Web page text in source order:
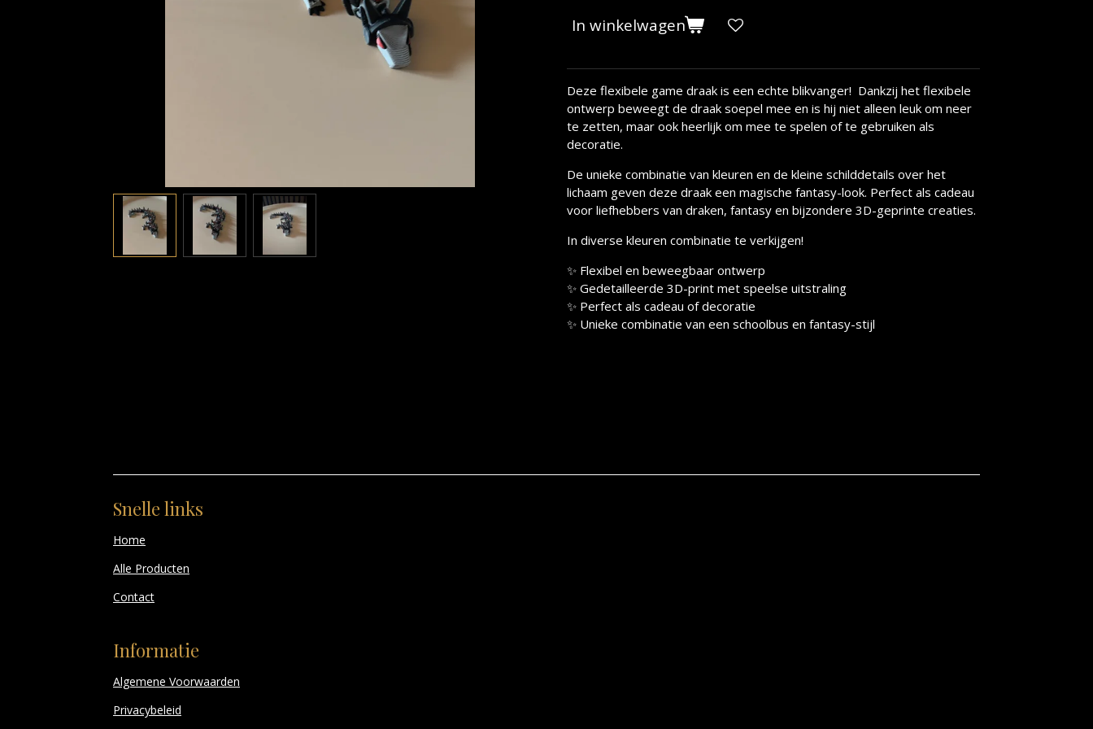
In winkelwagen
Deze flexibele game draak is een echte blikvanger! Dankzij het flexibele
ontwerp beweegt de draak soepel mee en is hij niet alleen leuk om neer
te zetten, maar ook heerlijk om mee te spelen of te gebruiken als
decoratie.
De unieke combinatie van kleuren en de kleine schilddetails over het
lichaam geven deze draak een magische fantasy-look. Perfect als cadeau
voor liefhebbers van draken, fantasy en bijzondere 3D-geprinte creaties.
In diverse kleuren combinatie te verkijgen!
✨ Flexibel en beweegbaar ontwerp
✨ Gedetailleerde 3D-print met speelse uitstraling
✨ Perfect als cadeau of decoratie
✨ Unieke combinatie van een schoolbus en fantasy-stijl
Snelle links
Home
Alle Producten
Contact
Informatie
Algemene Voorwaarden
Privacybeleid